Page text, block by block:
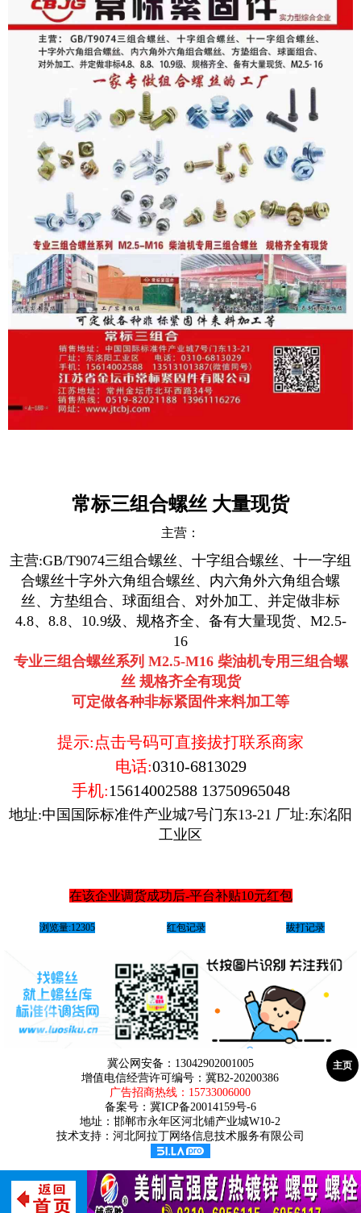
常标三组合螺丝 大量现货
主营：
主营:GB/T9074三组合螺丝、十字组合螺丝、十一字组
合螺丝十字外六角组合螺丝、内六角外六角组合螺
丝、方垫组合、球面组合、对外加工、并定做非标
4.8、8.8、10.9级、规格齐全、备有大量现货、M2.5-
16
专业三组合螺丝系列 M2.5-M16 柴油机专用三组合螺
丝 规格齐全有现货
可定做各种非标紧固件来料加工等
提示:点击号码可直接拔打联系商家
电话:0310-6813029
手机:15614002588 13750965048
地址:中国国际标准件产业城7号门东13-21 厂址:东洺阳
工业区
在该企业调货成功后-平台补贴10元红包
浏览量:12305 红包记录 拔打记录
冀公网安备：13042902001005
增值电信经营许可编号：冀B2-20200386
广告招商热线： 15733006000
备案号： 冀ICP备20014159号-6
地址：邯郸市永年区河北铺产业城W10-2
技术支持：河北阿拉丁网络信息技术服务有限公司
主页